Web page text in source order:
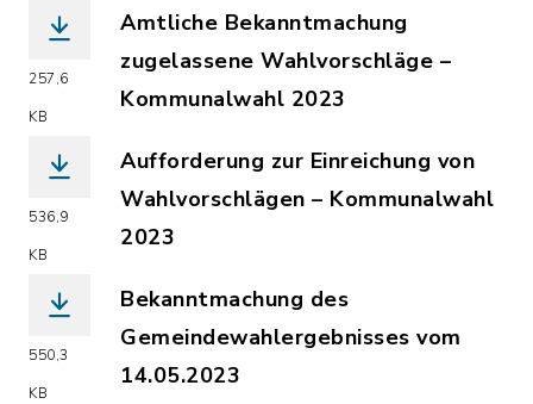
257,6
KB
Amtliche Bekanntmachung
zugelassene Wahlvorschläge –
Kommunalwahl 2023
536,9
KB
Aufforderung zur Einreichung von
Wahlvorschlägen – Kommunalwahl
2023
550,3
KB
Bekanntmachung des
Gemeindewahlergebnisses vom
14.05.2023